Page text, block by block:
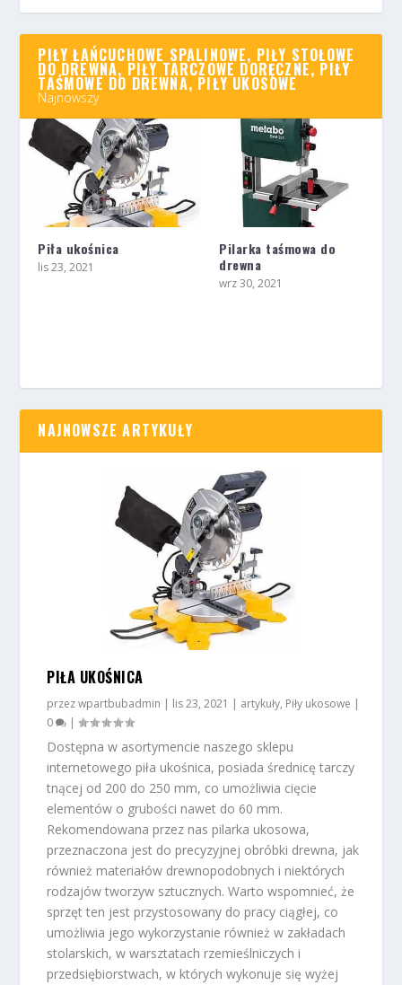
PIŁY ŁAŃCUCHOWE SPALINOWE, PIŁY STOŁOWE
DO DREWNA, PIŁY TARCZOWE DORĘCZNE, PIŁY
TAŚMOWE DO DREWNA, PIŁY UKOSOWE
Najnowszy
Piła ukośnica
lis 23, 2021
Pilarka taśmowa do
drewna
wrz 30, 2021
NAJNOWSZE ARTYKUŁY
PIŁA UKOŚNICA
przezwpartbubadmin | lis 23, 2021 | artykuły, Piły ukosowe |
0
|
Dostępna w asortymencie naszego sklepu
internetowego piła ukośnica, posiada średnicę tarczy
tnącej od 200 do 250 mm, co umożliwia cięcie
elementów o grubości nawet do 60 mm.
Rekomendowana przez nas pilarka ukosowa,
przeznaczona jest do precyzyjnej obróbki drewna, jak
również materiałów drewnopodobnych i niektórych
rodzajów tworzyw sztucznych. Warto wspomnieć, że
sprzęt ten jest przystosowany do pracy ciągłej, co
umożliwia jego wykorzystanie również w zakładach
stolarskich, w warsztatach rzemieślniczych i
przedsiębiorstwach, w których wykonuje się wyżej